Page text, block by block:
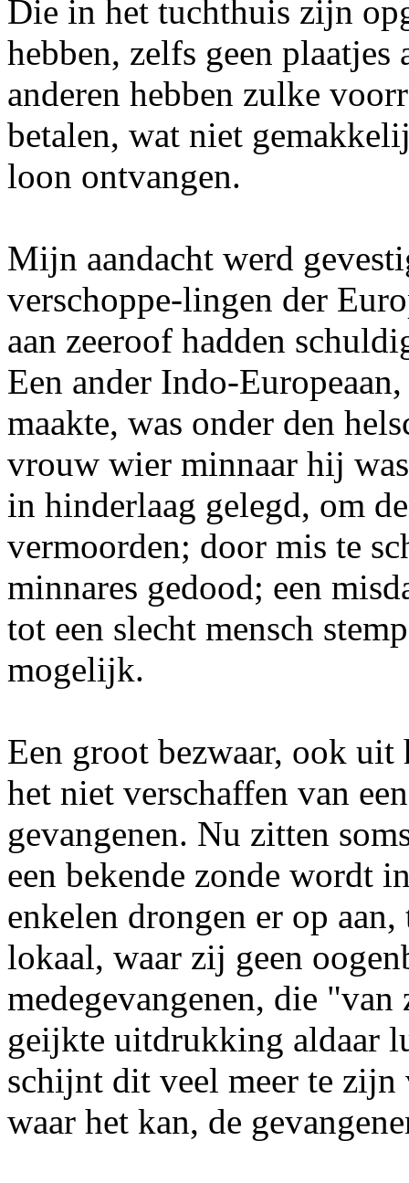
Die in het tuchthuis zijn
hebben, zelfs geen plaatjes
anderen hebben zulke
betalen, wat niet
loon ontvangen.
Mijn aandacht werd
verschoppe-lingen der
aan zeeroof hadden
Een ander Indo-
maakte, was onder den
vrouw wier minnaar hij
in hinderlaag gelegd, om
vermoorden; door mis te
minnares gedood; een
tot een slecht mensch
mogelijk.
Een groot bezwaar, ook
het niet verschaffen van
gevangenen. Nu zitten
een bekende zonde wordt
enkelen drongen er op
lokaal, waar zij geen
medegevangenen, die
geijkte uitdrukking aldaar
schijnt dit veel meer te zijn
waar het kan, de